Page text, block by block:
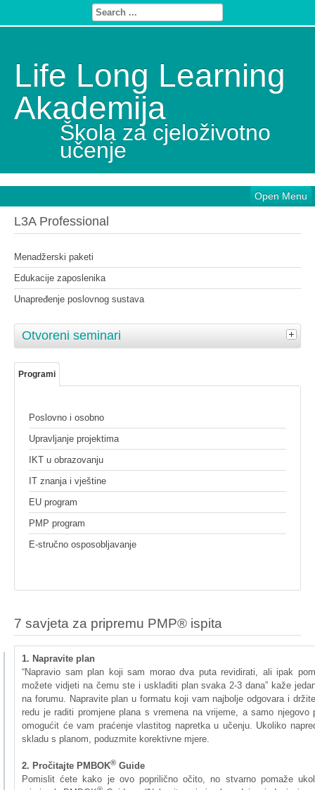
Life Long Learning
Akademija
Škola za cjeloživotno
učenje
Open Menu
L3A Professional
Menadžerski paketi
Edukacije zaposlenika
Unapređenje poslovnog sustava
Otvoreni seminari
Programi
Poslovno i osobno
Upravljanje projektima
IKT u obrazovanju
IT znanja i vještine
EU program
PMP program
E-stručno osposobljavanje
7 savjeta za pripremu PMP® ispita
1. Napravite plan
“Napravio sam plan koji sam morao dva puta revidirati, ali ipak
možete vidjeti na čemu stei uskladiti plansvaka2-3dana” kaže
na forumu. Napraviteplan u formatu koji vam najbolje odgovarai držite
redu je raditi promjene planas vremena na vrijeme, a samo njegovo
omogućit ćevam praćenje vlastitog napretkau učenju. Ukoliko
skladu s planom, poduzmite korektivne mjere.
2. Pročitajte PMBOK® Guide
Pomislit ćete kako je ovo poprilično očito, no stvarno pomaže